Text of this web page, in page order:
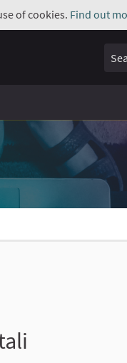
of cookies. Find out
Search